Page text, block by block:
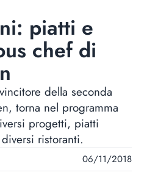
piatti e
chef di
della seconda
torna nel programma
progetti, piatti
ristoranti.
06/11/2018